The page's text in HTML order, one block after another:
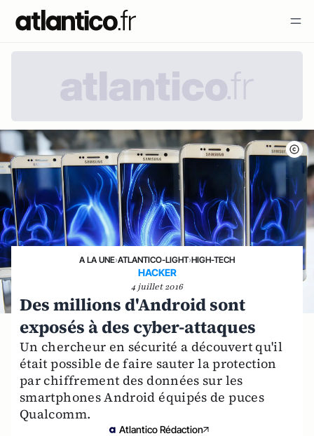
A LA UNE›ATLANTICO-LIGHT›HIGH-TECH
HACKER
4 juillet 2016
Des millions d'Android sont
exposés à des cyber-attaques
Un chercheur en sécurité a découvert qu'il
était possible de faire sauter la protection
par chiffrement des données sur les
smartphones Android équipés de puces
Qualcomm.
Atlantico Rédaction